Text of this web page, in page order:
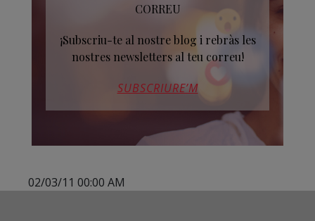
CORREU
¡Subscriu-te al nostre blog i rebràs les
nostres newsletters al teu correu!
SUBSCRIURE’M
02/03/11 00:00 AM